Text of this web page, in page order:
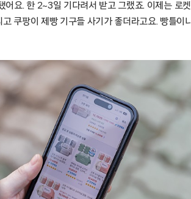
어요. 한 2~3일 기다려서 받고 그랬죠. 이제는 로
쿠팡이 제빵 기구들 사기가 좋더라고요. 빵틀이